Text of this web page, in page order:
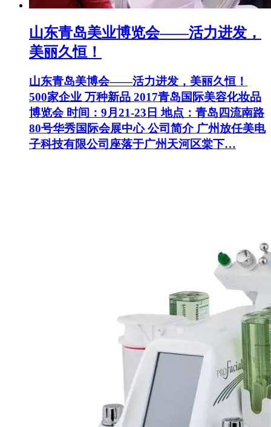
山东青岛美业博览会——活力进发，
美丽久恒！
山东青岛美博会——活力进发，美丽久恒！
500家企业 万种新品 2017青岛国际美容化妆品
博览会 时间：9月21-23日 地点：青岛四流南路
80号华秀国际会展中心 公司简介 广州放任美电
子科技有限公司座落于广州天河区棠下…